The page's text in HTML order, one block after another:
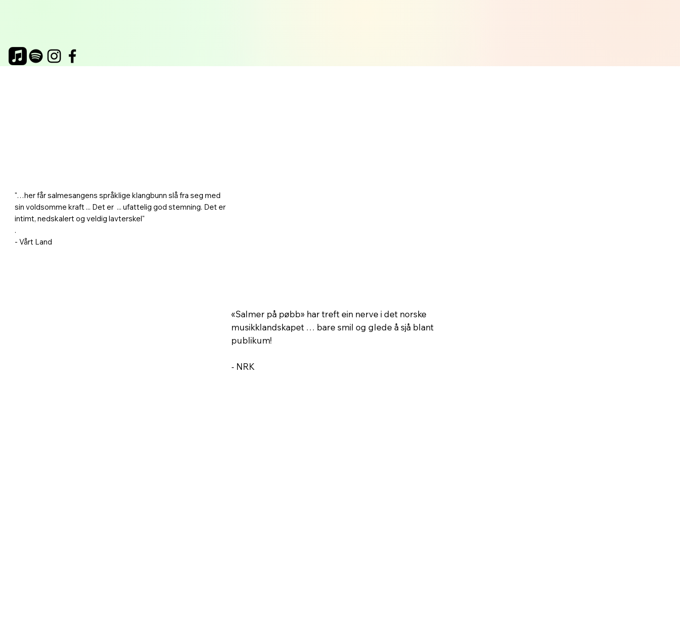
"…her får salmesangens språklige klangbunn slå fra seg med
sin voldsomme kraft ... Det er ... ufattelig god stemning. Det er
intimt, nedskalert og veldig lavterskel"
.
- Vårt Land
«Salmer på pøbb» har treft ein nerve i det norske
musikklandskapet … bare smil og glede å sjå blant
publikum!
- NRK